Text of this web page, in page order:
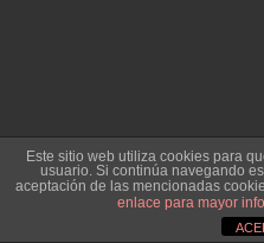
Este sitio web utiliza cookies para
usuario. Si continúa navegando
aceptación de las mencionadas
enlace para mayor